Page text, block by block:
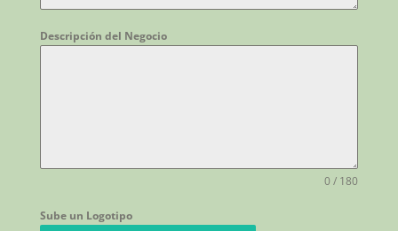
Descripción del Negocio
0 / 180
Sube un Logotipo